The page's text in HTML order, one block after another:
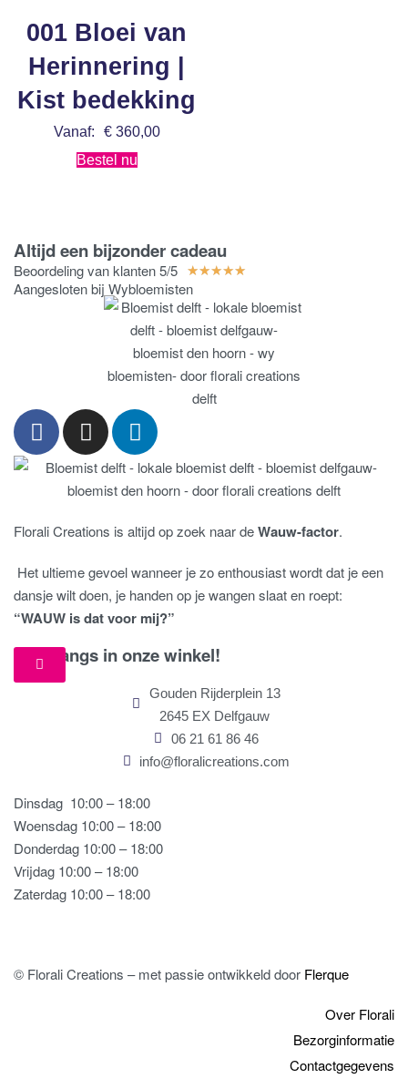
001 Bloei van
Herinnering |
Kist bedekking
Vanaf: €360,00
Bestel nu
Altijd een bijzonder cadeau
Beoordeling van klanten 5/5 ★★★★★
Aangesloten bij Wybloemisten
Florali Creations is altijd op zoek naar deWauw-factor.
Het ultieme gevoel wanneer je zo enthousiast wordt dat je een
dansje wilt doen, je handen op je wangen slaat en roept:
“WAUW is dat voor mij?”
Kom langs in onze winkel!
Gouden Rijderplein 13
2645 EX Delfgauw
06 21 61 86 46
info@floralicreations.com
Dinsdag 10:00 – 18:00
Woensdag 10:00 – 18:00
Donderdag 10:00 – 18:00
Vrijdag 10:00 – 18:00
Zaterdag 10:00 – 18:00
© Florali Creations – met passie ontwikkeld door Flerque
Over Florali
Bezorginformatie
Contactgegevens